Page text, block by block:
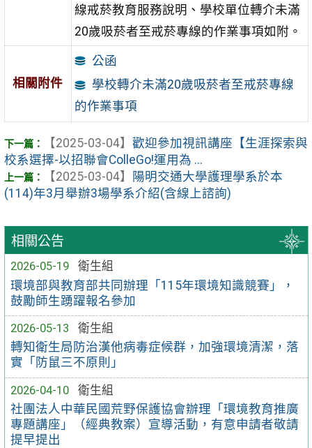
相關公告
2026-05-19
衛生組
環境部與教育部共同辦理「115年環境知識競賽」，
鼓勵師生踴躍報名參加
2026-05-13
衛生組
轉知衛生局防治漢他病毒症候群，加強環境清潔，落
實「防鼠三不原則」
2026-04-10
衛生組
社團法人中華民國荒野保護協會辦理「環境教育推廣
專題講座」（經典教案）宣導活動，有意申請者敬請
提早提出
線戒菸教育服務說明、學校單位轉介未滿
20歲吸菸者至戒菸專線的作業事項如附。
相關附件
公函
學校轉介未滿20歲吸菸者至戒菸專線
的作業事項
【2025-03-04】 歡迎參加視訊講座【生涯探索與
校系選擇-以招聯會ColleGo!運用為 ...
【2025-03-04】
陽明交通大學護理學系於本
(114)年3月舉辦3場學系介紹(含線上諮詢)